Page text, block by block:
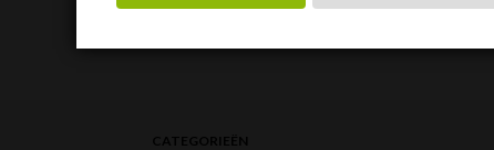
CATEGORIEËN